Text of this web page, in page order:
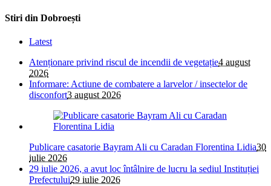
Stiri din Dobroești
Latest
Atenționare privind riscul de incendii de vegetație4 august
2026
Informare: Actiune de combatere a larvelor / insectelor de
disconfort3 august 2026
Publicare casatorie Bayram Ali cu Caradan Florentina Lidia30
iulie 2026
29 iulie 2026, a avut loc întâlnire de lucru la sediul Instituției
Prefectului29 iulie 2026